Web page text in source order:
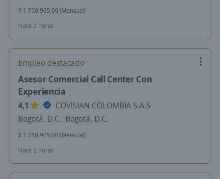
$ 1.750.905,00 (Mensual)
Hace 2 horas
Empleo destacado
Asesor Comercial Call Center Con
Experiencia
4,1
COVISIAN COLOMBIA S.A.S
Bogotá, D.C., Bogotá, D.C.
$ 1.750.905,00 (Mensual)
Hace 2 horas